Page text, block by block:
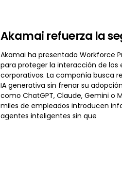
Akamai refuerza la
Akamai ha presentado Workforce
para proteger la interacción de los
corporativos. La compañía busca
IA generativa sin frenar su
como ChatGPT, Claude, Gemini o
miles de empleados introducen
agentes inteligentes sin que